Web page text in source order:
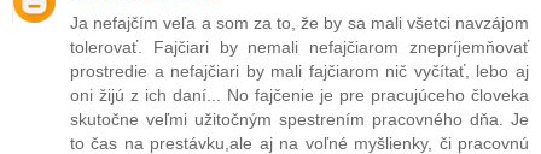
Ja nefajčím veľa a som za to, že by sa mali všetci navzájom
tolerovať. Fajčiari by nemali nefajčiarom znepríjemňovať
prostredie a nefajčiari by mali fajčiarom nič vyčítať, lebo aj
oni žijú z ich daní... No fajčenie je pre pracujúceho človeka
skutočne veľmi užitočným spestrením pracovného dňa. Je
to čas na prestávku,ale aj na voľné myšlienky, či pracovnú